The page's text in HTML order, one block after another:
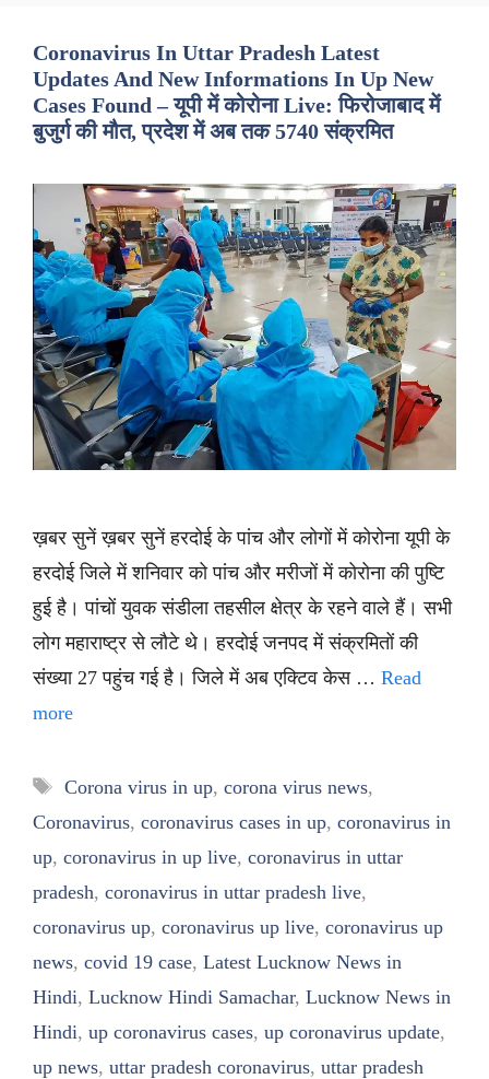
Coronavirus In Uttar Pradesh Latest
Updates And New Informations In Up New
Cases Found – यूपी में कोरोना Live: फिरोजाबाद में
बुजुर्ग की मौत, प्रदेश में अब तक 5740 संक्रमित
ख़बर सुनें ख़बर सुनें हरदोई के पांच और लोगों में कोरोना यूपी के
हरदोई जिले में शनिवार को पांच और मरीजों में कोरोना की पुष्टि
हुई है। पांचों युवक संडीला तहसील क्षेत्र के रहने वाले हैं। सभी
लोग महाराष्ट्र से लौटे थे। हरदोई जनपद में संक्रमितों की
संख्या 27 पहुंच गई है। जिले में अब एक्टिव केस … Read
more
Tags
Corona virus in up, corona virus news,
Coronavirus, coronavirus cases in up, coronavirus in
up, coronavirus in up live, coronavirus in uttar
pradesh, coronavirus in uttar pradesh live,
coronavirus up, coronavirus up live, coronavirus up
news, covid 19 case, Latest Lucknow News in
Hindi, Lucknow Hindi Samachar, Lucknow News in
Hindi, up coronavirus cases, up coronavirus update,
up news, uttar pradesh coronavirus, uttar pradesh